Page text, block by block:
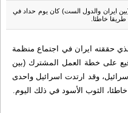
ايران والدول الست) كان يوم حداد في
خاطئا.
حققته ايران في اجتماع منظمة
على خطة العمل المشترك (بين
وقد ارتدت اسرائيل واحدى
الثوب الأسود في ذلك اليوم.